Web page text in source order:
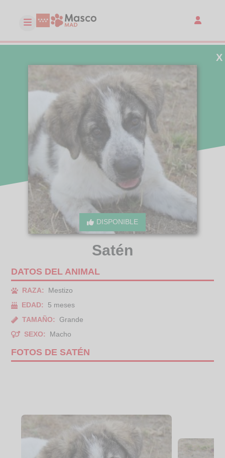
DISPONIBLE
X
Satén
DATOS DEL ANIMAL
RAZA:
Mestizo
EDAD:
5 meses
TAMAÑO:
Grande
SEXO:
Macho
FOTOS DE SATÉN